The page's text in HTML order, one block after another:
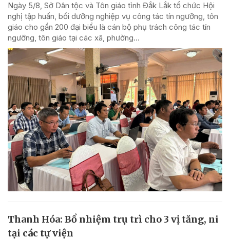
Ngày 5/8, Sở Dân tộc và Tôn giáo tỉnh Đắk Lắk tổ chức Hội
nghị tập huấn, bồi dưỡng nghiệp vụ công tác tín ngưỡng, tôn
giáo cho gần 200 đại biểu là cán bộ phụ trách công tác tín
ngưỡng, tôn giáo tại các xã, phường...
Thanh Hóa: Bổ nhiệm trụ trì cho 3 vị tăng, ni
tại các tự viện